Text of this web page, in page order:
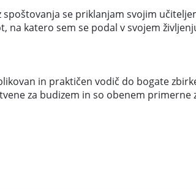
se priklanjam svojim
katero sem se podal v svojem
in praktičen vodič do bogate
za budizem in so obenem primerne